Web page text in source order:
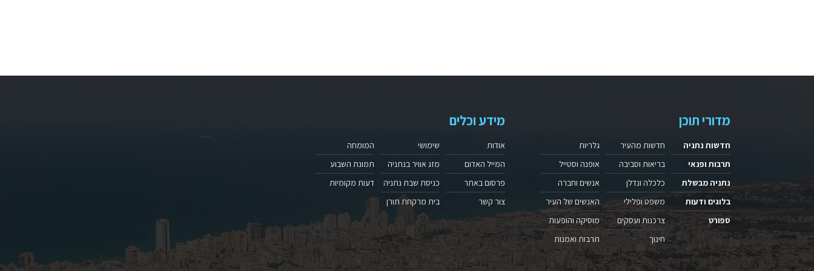
מדורי תוכן
חדשות נתניה
תרבות ופנאי
נתניה מבשלת
בלוגים ודעות
ספורט
חדשות מהעיר
בריאות וסביבה
כלכלה ונדלן
משפט ופלילי
צרכנות ועסקים
חינוך
גלריות
אופנה וסטייל
אנשים וחברה
האנשים של העיר
מוסיקה והופעות
תרבות ואמנות
מידע וכלים
אודות
המייל האדום
פרסום באתר
צור קשר
שימושי
מזג אוויר בנתניה
כניסת שבת נתניה
בית מרקחת תורן
המומחה
תמונת השבוע
דעות מקומיות